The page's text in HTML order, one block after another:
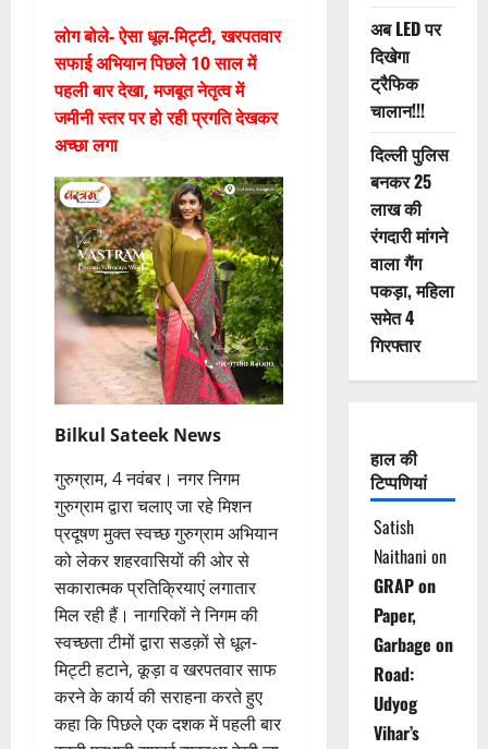
लोग बोले- ऐसा धूल-मिट्टी, खरपतवार
सफाई अभियान पिछले 10 साल में
पहली बार देखा, मजबूत नेतृत्व में
जमीनी स्तर पर हो रही प्रगति देखकर
अच्छा लगा
Bilkul Sateek News
गुरुग्राम, 4 नवंबर। नगर निगम
गुरुग्राम द्वारा चलाए जा रहे मिशन
प्रदूषण मुक्त स्वच्छ गुरुग्राम अभियान
को लेकर शहरवासियों की ओर से
सकारात्मक प्रतिक्रियाएं लगातार
मिल रही हैं। नागरिकों ने निगम की
स्वच्छता टीमों द्वारा सडक़ों से धूल-
मिट्टी हटाने, कूड़ा व खरपतवार साफ
करने के कार्य की सराहना करते हुए
कहा कि पिछले एक दशक में पहली बार
अब LED पर
दिखेगा
ट्रैफिक
चालान!!!
दिल्ली पुलिस
बनकर 25
लाख की
रंगदारी मांगने
वाला गैंग
पकड़ा, महिला
समेत 4
गिरफ्तार
हाल की
टिप्पणियां
Satish
Naithani on
GRAP on
Paper,
Garbage on
Road:
Udyog
Vihar’s